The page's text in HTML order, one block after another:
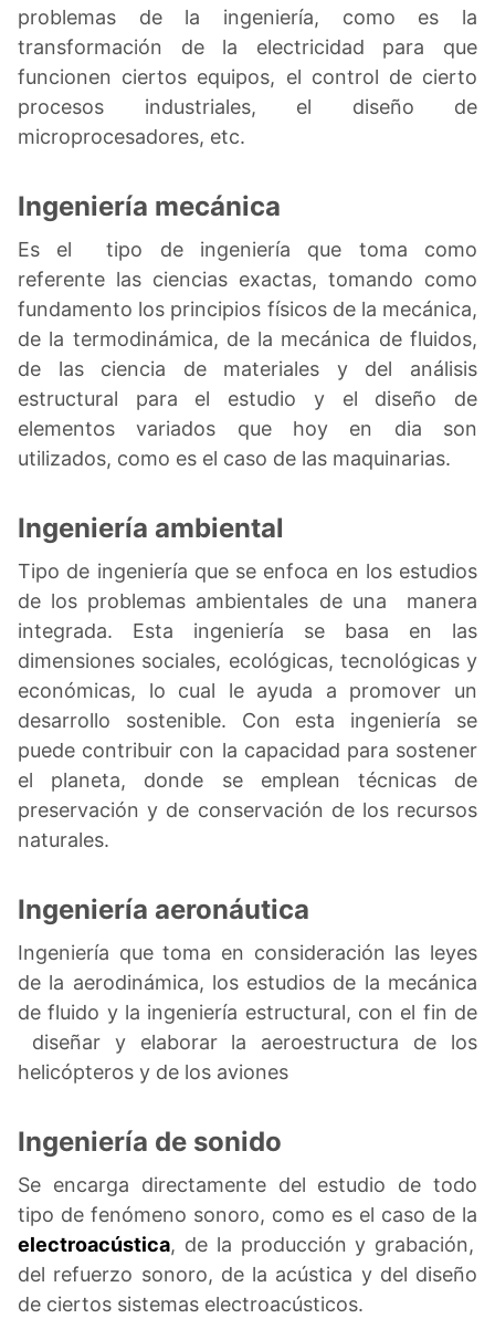
problemas de la ingeniería, como es la
transformación de la electricidad para que
funcionen ciertos equipos, el control de cierto
procesos industriales, el diseño de
microprocesadores, etc.
Ingeniería mecánica
Es el tipo de ingeniería que toma como
referente las ciencias exactas, tomando como
fundamento los principios físicos de la mecánica,
de la termodinámica, de la mecánica de fluidos,
de las ciencia de materiales y del análisis
estructural para el estudio y el diseño de
elementos variados que hoy en dia son
utilizados, como es el caso de las maquinarias.
Ingeniería ambiental
Tipo de ingeniería que se enfoca en los estudios
de los problemas ambientales de una manera
integrada. Esta ingeniería se basa en las
dimensiones sociales, ecológicas, tecnológicas y
económicas, lo cual le ayuda a promover un
desarrollo sostenible. Con esta ingeniería se
puede contribuir con la capacidad para sostener
el planeta, donde se emplean técnicas de
preservación y de conservación de los recursos
naturales.
Ingeniería aeronáutica
Ingeniería que toma en consideración las leyes
de la aerodinámica, los estudios de la mecánica
de fluido y la ingeniería estructural, con el fin de
diseñar y elaborar la aeroestructura de los
helicópteros y de los aviones
Ingeniería de sonido
Se encarga directamente del estudio de todo
tipo de fenómeno sonoro, como es el caso de la
electroacústica, de la producción y grabación,
del refuerzo sonoro, de la acústica y del diseño
de ciertos sistemas electroacústicos.